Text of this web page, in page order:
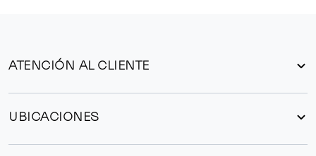
ATENCIÓN AL CLIENTE
UBICACIONES